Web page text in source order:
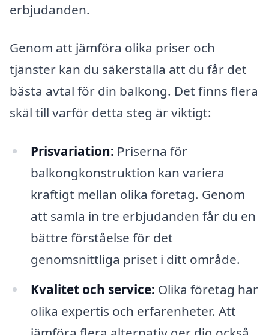
erbjudanden.
Genom att jämföra olika priser och
tjänster kan du säkerställa att du får det
bästa avtal för din balkong. Det finns flera
skäl till varför detta steg är viktigt:
Prisvariation: Priserna för
balkongkonstruktion kan variera
kraftigt mellan olika företag. Genom
att samla in tre erbjudanden får du en
bättre förståelse för det
genomsnittliga priset i ditt område.
Kvalitet och service: Olika företag har
olika expertis och erfarenheter. Att